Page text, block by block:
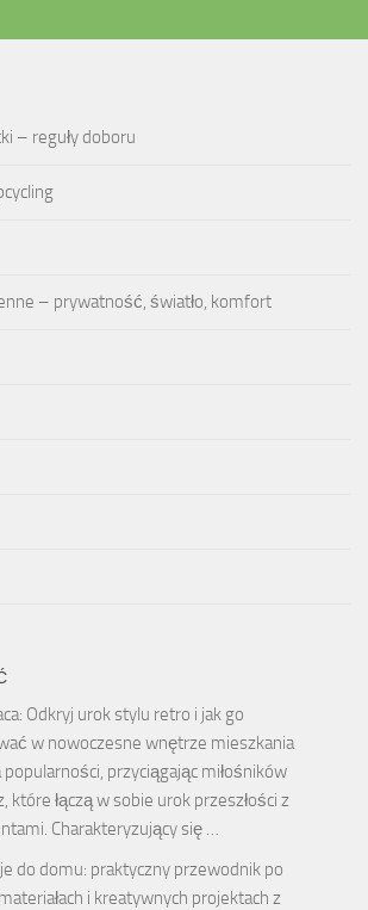
– reguły doboru
– prywatność, światło, komfort
Odkryj urok stylu retro i jak go
w nowoczesne wnętrze mieszkania
przyciągając miłośników
łączą w sobie urok przeszłości z
Charakteryzujący się …
do domu: praktyczny przewodnik po
i kreatywnych projektach z